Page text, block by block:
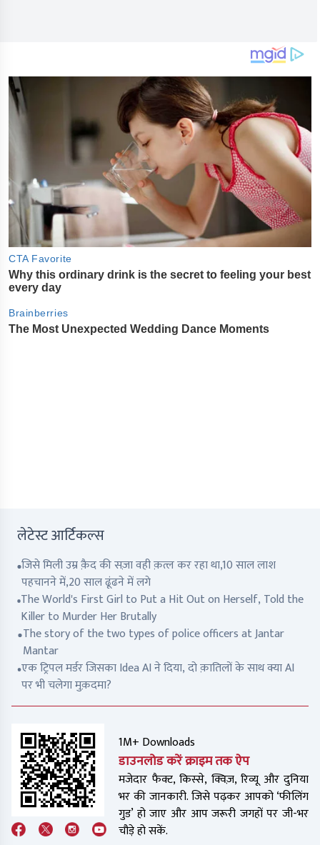
लेटेस्ट आर्टिकल्स
जिसे मिली उम्र क़ैद की सज़ा वही क़त्ल कर रहा था,10 साल लाश
पहचानने में,20 साल ढूंढने में लगे
The World's First Girl to Put a Hit Out on Herself, Told the
Killer to Murder Her Brutally
The story of the two types of police officers at Jantar
Mantar
एक ट्रिपल मर्डर जिसका Idea AI ने दिया, दो क़ातिलों के साथ क्या AI
पर भी चलेगा मुक़दमा?
1M+ Downloads
डाउनलोड करें क्राइम तक ऐप
मजेदार फैक्ट, किस्से, क्विज़, रिव्यू और दुनिया
भर की जानकारी. जिसे पढ़कर आपको ‘फीलिंग
गुड’ हो जाए और आप जरूरी जगहों पर जी-भर
चौड़े हो सकें.